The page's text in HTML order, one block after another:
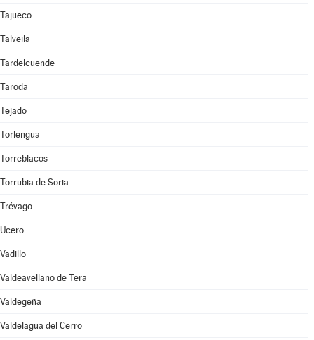
Tajueco
Talveila
Tardelcuende
Taroda
Tejado
Torlengua
Torreblacos
Torrubia de Soria
Trévago
Ucero
Vadillo
Valdeavellano de Tera
Valdegeña
Valdelagua del Cerro